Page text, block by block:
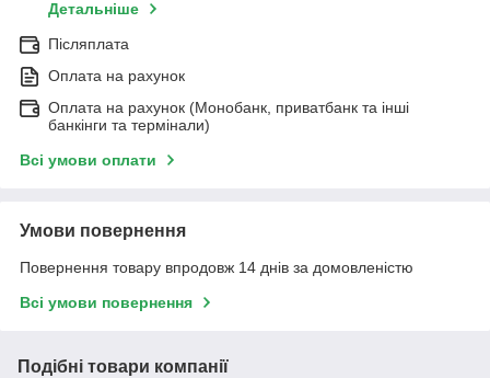
Детальніше
Післяплата
Оплата на рахунок
Оплата на рахунок (Монобанк, приватбанк та інші
банкінги та термінали)
Всі умови оплати
Умови повернення
Повернення товару впродовж 14 днів за домовленістю
Всі умови повернення
Подібні товари компанії